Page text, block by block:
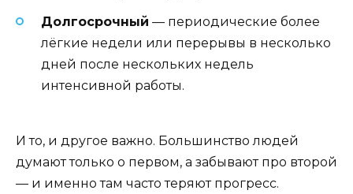
Долгосрочный — периодические более
лёгкие недели или перерывы в несколько
дней после нескольких недель
интенсивной работы.
И то, и другое важно. Большинство людей
думают только о первом, а забывают про второй
— и именно там часто теряют прогресс.